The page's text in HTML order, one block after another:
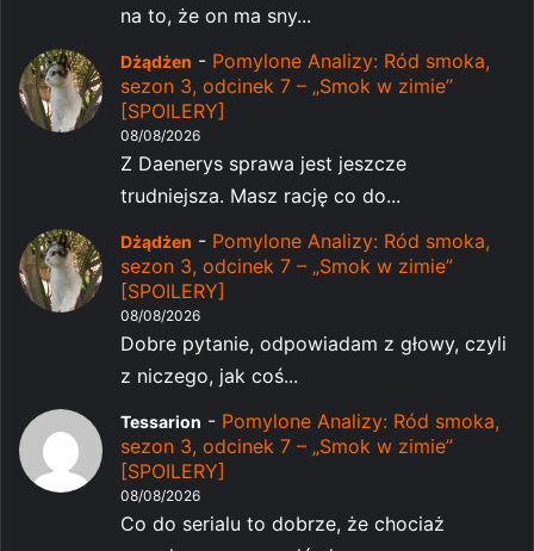
na to, że on ma sny...
Dżądżen - Pomylone Analizy: Ród smoka,
sezon 3, odcinek 7 – „Smok w zimie”
[SPOILERY]
08/08/2026
Z Daenerys sprawa jest jeszcze
trudniejsza. Masz rację co do...
Dżądżen - Pomylone Analizy: Ród smoka,
sezon 3, odcinek 7 – „Smok w zimie”
[SPOILERY]
08/08/2026
Dobre pytanie, odpowiadam z głowy, czyli
z niczego, jak coś...
Tessarion - Pomylone Analizy: Ród smoka,
sezon 3, odcinek 7 – „Smok w zimie”
[SPOILERY]
08/08/2026
Co do serialu to dobrze, że chociaż